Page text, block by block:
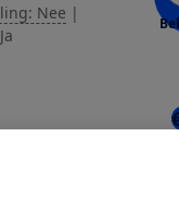
Nee |